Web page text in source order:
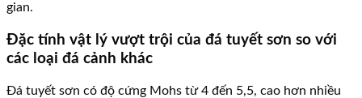
gian.
Đặc tính vật lý vượt trội của đá tuyết sơn so với
các loại đá cảnh khác
Đá tuyết sơn có độ cứng Mohs từ 4 đến 5,5, cao hơn nhiều